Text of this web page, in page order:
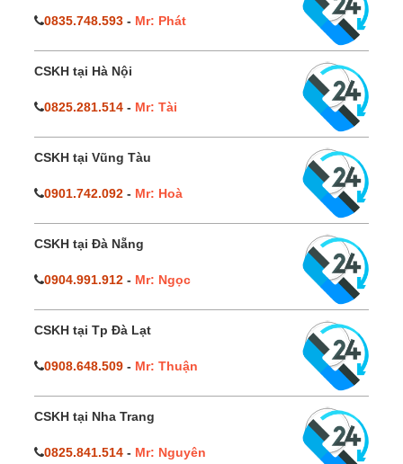
0835.748.593 - Mr: Phát
CSKH tại Hà Nội
0825.281.514 - Mr: Tài
CSKH tại Vũng Tàu
0901.742.092 - Mr: Hoà
CSKH tại Đà Nẵng
0904.991.912 - Mr: Ngọc
CSKH tại Tp Đà Lạt
0908.648.509 - Mr: Thuận
CSKH tại Nha Trang
0825.841.514 - Mr: Nguyên